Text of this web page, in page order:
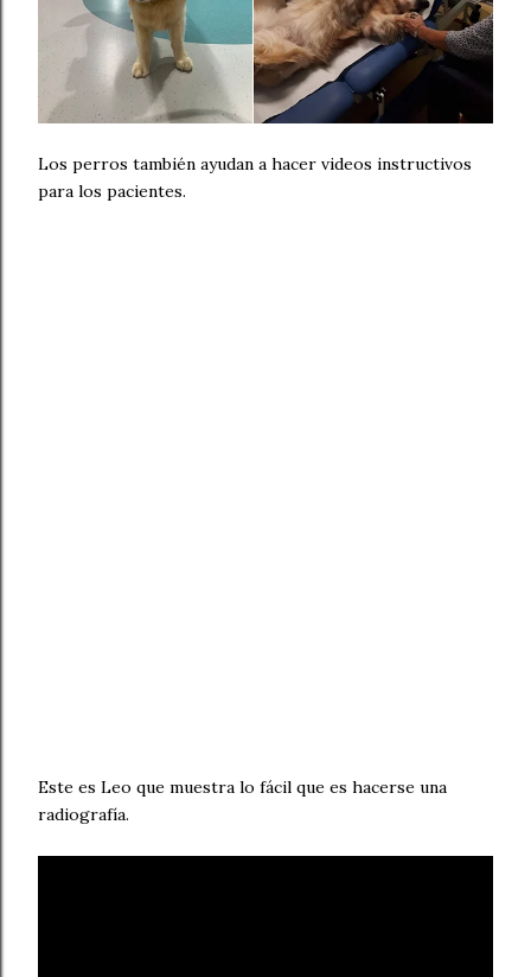
Los perros también ayudan a hacer videos instructivos
para los pacientes.
Este es Leo que muestra lo fácil que es hacerse una
radiografía.